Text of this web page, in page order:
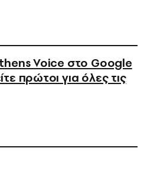
Voice στο Google
πρώτοι για όλες τις